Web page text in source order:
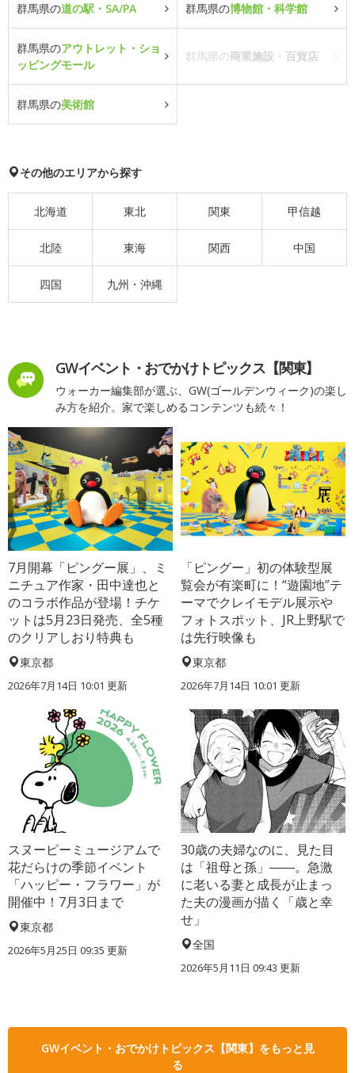
群馬県の道の駅・SA/PA 群馬県の博物館・科学館
群馬県のアウトレット・ショ
ッピングモール
群馬県の商業施設・百貨店
群馬県の美術館
その他のエリアから探す
北海道 東北 関東 甲信越
北陸 東海 関西 中国
四国 九州・沖縄
GWイベント・おでかけトピックス【関東】
ウォーカー編集部が選ぶ、GW(ゴールデンウィーク)の楽し
み方を紹介。家で楽しめるコンテンツも続々！
7月開幕「ピングー展」、ミ
ニチュア作家・田中達也と
のコラボ作品が登場！チケ
ットは5月23日発売、全5種
のクリアしおり特典も
東京都
2026年7月14日 10:01 更新
「ピングー」初の体験型展
覧会が有楽町に！“遊園地”テ
ーマでクレイモデル展示や
フォトスポット、JR上野駅で
は先行映像も
東京都
2026年7月14日 10:01 更新
スヌーピーミュージアムで
花だらけの季節イベント
「ハッピー・フラワー」が
開催中！7月3日まで
東京都
2026年5月25日 09:35 更新
30歳の夫婦なのに、見た目
は「祖母と孫」――。急激
に老いる妻と成長が止まっ
た夫の漫画が描く「歳と幸
せ」
全国
2026年5月11日 09:43 更新
GWイベント・おでかけトピックス【関東】をもっと見
る